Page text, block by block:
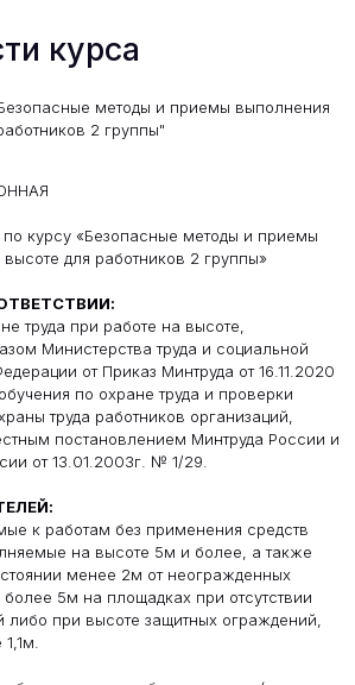
курса
методы и приемы выполнения
2 группы"
курсу «Безопасные методы и приемы
для работников 2 группы»
труда при работе на высоте,
Министерства труда и социальной
от Приказ Минтруда от 16.11.2020
по охране труда и проверки
труда работников организаций,
постановлением Минтруда России и
от 13.01.2003г. № 1/29.
к работам без применения средств
на высоте 5м и более, а также
менее 2м от неогражденных
5м на площадках при отсутствии
либо при высоте защитных ограждений,